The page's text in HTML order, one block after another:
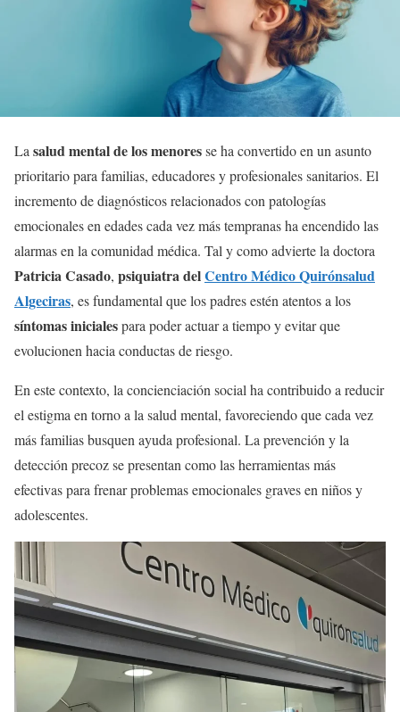
La salud mental de los menoresse ha convertido en un asunto
prioritario para familias, educadores y profesionales sanitarios. El
incremento de diagnósticos relacionados con patologías
emocionales en edades cada vez más tempranas ha encendido las
alarmas en la comunidad médica. Tal y como advierte la doctora
Patricia Casado, psiquiatra delCentro Médico Quirónsalud
Algeciras, es fundamental que los padres estén atentos a los
síntomas inicialespara poder actuar a tiempo y evitar que
evolucionen hacia conductas de riesgo.
En este contexto, la concienciación social ha contribuido a reducir
el estigma en torno a la salud mental, favoreciendo que cada vez
más familias busquen ayuda profesional. La prevención y la
detección precoz se presentan como las herramientas más
efectivas para frenar problemas emocionales graves en niños y
adolescentes.